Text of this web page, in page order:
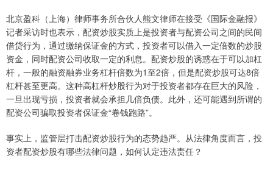
北京盈科（上海）律师事务所合伙人熊文律师在接受《国际金融报》
记者采访时也表示，配资炒股实质上是投资者与配资公司之间的民间
借贷行为，通过缴纳保证金的方式，投资者可以借入一定倍数的炒股
资金，同时配资公司收取一定的利息。配资炒股的诱惑在于可以加杠
杆，一般的融资融券业务杠杆倍数为1至2倍，但是配资炒股可达8倍
杠杆甚至更高。这种高杠杆炒股行为对于投资者都存在巨大的风险，
一旦出现亏损，投资者就会承担几倍负债。此外，还可能遇到所谓的
配资公司骗取投资者保证金“卷钱跑路”。
事实上，监管层打击配资炒股行为的态势趋严。从法律角度而言，投
资者配资炒股有哪些法律问题，如何认定违法责任？